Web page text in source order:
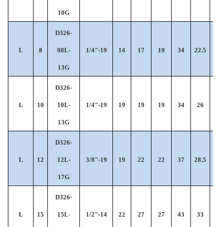
10G
L 8
D326-
08L-
13G
1/4"-19 14 17 19 34 22.5
L 10
D326-
10L-
13G
1/4"-19 19 19 19 34 26
L 12
D326-
12L-
17G
3/8"-19 19 22 22 37 28.5
L 15
D326-
15L- 1/2"-14 22 27 27 43 33